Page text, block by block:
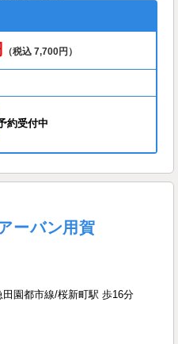
（税込 7,700円）
約受付中
ーバン用賀
園都市線/桜新町駅 歩16分